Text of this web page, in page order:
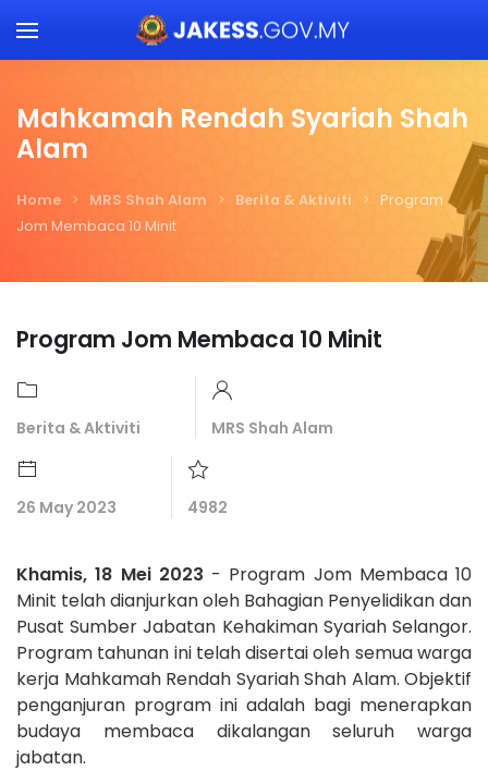
Skip to main content
Mahkamah Rendah Syariah Shah
Alam
Home MRS Shah Alam Berita & Aktiviti
Program
Jom Membaca 10 Minit
Program Jom Membaca 10 Minit
Berita & Aktiviti MRS Shah Alam
26 May 2023 4982
Khamis, 18 Mei 2023 - Program Jom Membaca 10
Minit telah dianjurkan oleh Bahagian Penyelidikan dan
Pusat Sumber Jabatan Kehakiman Syariah Selangor.
Program tahunan ini telah disertai oleh semua warga
kerja Mahkamah Rendah Syariah Shah Alam. Objektif
penganjuran program ini adalah bagi menerapkan
budaya membaca dikalangan seluruh warga
jabatan.